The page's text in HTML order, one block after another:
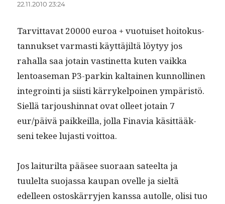
22.11.2010 23:24
Tarvit­ta­vat 20000 euroa + vuo­tuiset hoitokus­
tan­nuk­set var­masti käyt­täjiltä löy­tyy jos
rahal­la saa jotain vastinet­ta kuten vaik­ka
lentoase­man P3-parkin kaltainen kun­nolli­nen
inte­groin­ti ja siisti kär­rykelpoinen ympäristö.
Siel­lä tar­joushin­nat ovat olleet jotain 7
eur/päivä paikkeil­la, jol­la Finavia käsit­tääk­
seni tekee lujasti voittoa.
Jos lai­turil­ta pääsee suo­raan sateelta ja
tuulelta suo­jas­sa kau­pan ovelle ja sieltä
edelleen ostoskär­ry­jen kanssa autolle, olisi tuo